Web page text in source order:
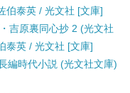
伯泰英 / 光文社 [文庫]
吉原裏同心抄 2 (光文社
泰英 / 光文社 [文庫]
編時代小説 (光文社文庫)